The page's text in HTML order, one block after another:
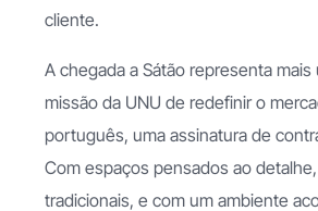
cliente.
A chegada a Sátão representa mais
missão da UNU de redefinir o
português, uma assinatura de
Com espaços pensados ao
tradicionais, e com um ambiente